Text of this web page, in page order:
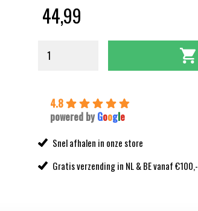
44,99
4.8
powered by Google
Snel afhalen in onze store
Gratis verzending in NL & BE vanaf €100,-